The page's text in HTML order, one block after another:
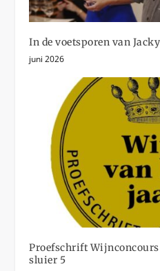
In de voetsporen van
juni 2026
Proefschrift
sluier 5